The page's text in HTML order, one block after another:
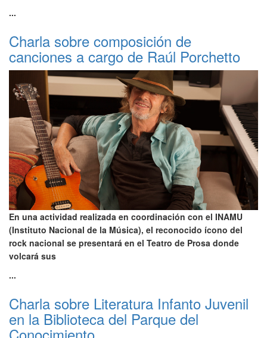
...
Charla sobre composición de
canciones a cargo de Raúl Porchetto
En una actividad realizada en coordinación con el INAMU
(Instituto Nacional de la Música), el reconocido ícono del
rock nacional se presentará en el Teatro de Prosa donde
volcará sus
...
Charla sobre Literatura Infanto Juvenil
en la Biblioteca del Parque del